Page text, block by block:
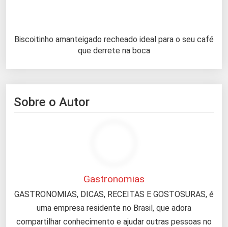
Biscoitinho amanteigado recheado ideal para o seu café
que derrete na boca
Sobre o Autor
Gastronomias
GASTRONOMIAS, DICAS, RECEITAS E GOSTOSURAS, é
uma empresa residente no Brasil, que adora
compartilhar conhecimento e ajudar outras pessoas no